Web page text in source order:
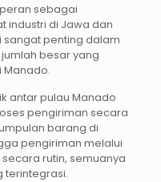
sebagai
industri di Jawa dan
sangat penting dalam
besar yang
Manado.
antar pulau Manado
pengiriman secara
barang di
pengiriman melalui
rutin, semuanya
terintegrasi.